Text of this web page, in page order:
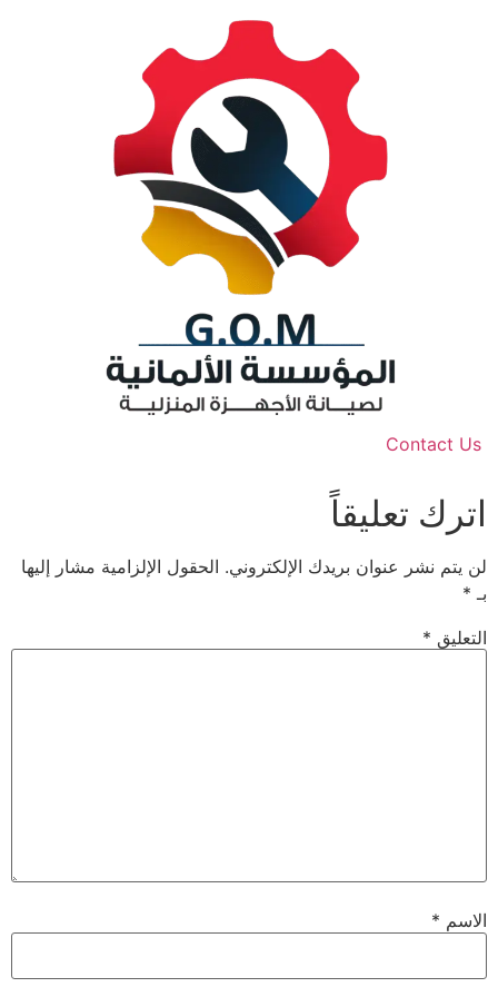
Contact Us
اترك تعليقاً
لن يتم نشر عنوان بريدك الإلكتروني. الحقول الإلزامية مشار إليها
بـ *
التعليق *
الاسم *